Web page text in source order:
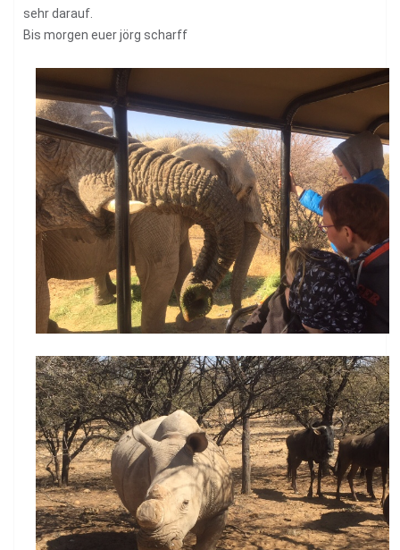
sehr darauf.
Bis morgen euer jörg scharff